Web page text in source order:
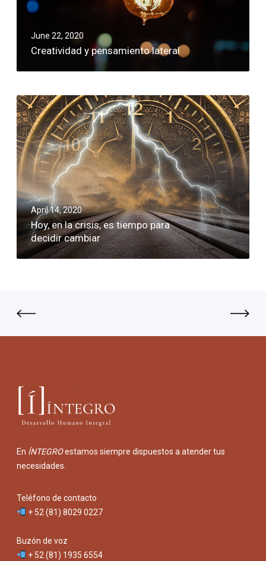
June 22, 2020
Creatividad y pensamiento lateral
April 14, 2020
Hoy, en la crisis, es tiempo para
decidir cambiar
En ÍNTEGROestamos siempre dispuestos a atender tus
necesidades.
Teléfono de contacto
+ 52 (81) 8029 0227
Buzón de voz
+ 52 (81) 1935 6554